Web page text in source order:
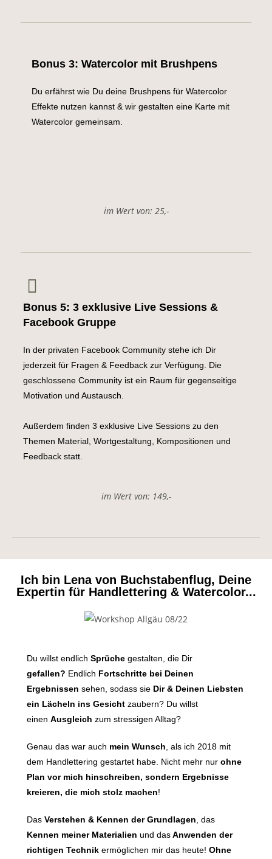
Bonus 3: Watercolor mit Brushpens
Du erfährst wie Du deine Brushpens für Watercolor
Effekte nutzen kannst & wir gestalten eine Karte mit
Watercolor gemeinsam.
im Wert von: 25,-
Bonus 5: 3 exklusive Live Sessions &
Facebook Gruppe
In der privaten Facebook Community stehe ich Dir
jederzeit für Fragen & Feedback zur Verfügung. Die
geschlossene Community ist ein Raum für gegenseitige
Motivation und Austausch.
Außerdem finden 3 exklusive Live Sessions zu den
Themen Material, Wortgestaltung, Kompositionen und
Feedback statt.
im Wert von: 149,-
Ich bin Lena von Buchstabenflug, Deine
Expertin für Handlettering & Watercolor...
Du willst endlich Sprüche gestalten, die Dir
gefallen? Endlich Fortschritte bei Deinen
Ergebnissen sehen, sodass sie Dir & Deinen Liebsten
ein Lächeln ins Gesicht zaubern? Du willst
einen Ausgleich zum stressigen Alltag?
Genau das war auch mein Wunsch , als ich 2018 mit
dem Handlettering gestartet habe. Nicht mehr nur ohne
Plan vor mich hinschreiben, sondern Ergebnisse
kreieren, die mich stolz machen!
Das Verstehen & Kennen der Grundlagen , das
Kennen meiner Materialien und dasAnwenden der
richtigen Technik ermöglichen mir das heute! Ohne